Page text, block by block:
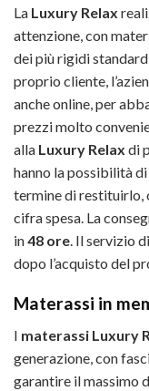
La Luxury Relax
attenzione, con
dei più rigidi
proprio cliente,
anche online, per
prezzi molto
alla Luxury Relax di
hanno la possibilità
termine di restituirlo,
cifra spesa. La
in48 ore . Il servizio
dopo l’acquisto del
Materassi in
I materassi Luxury
generazione, con
garantire il massimo